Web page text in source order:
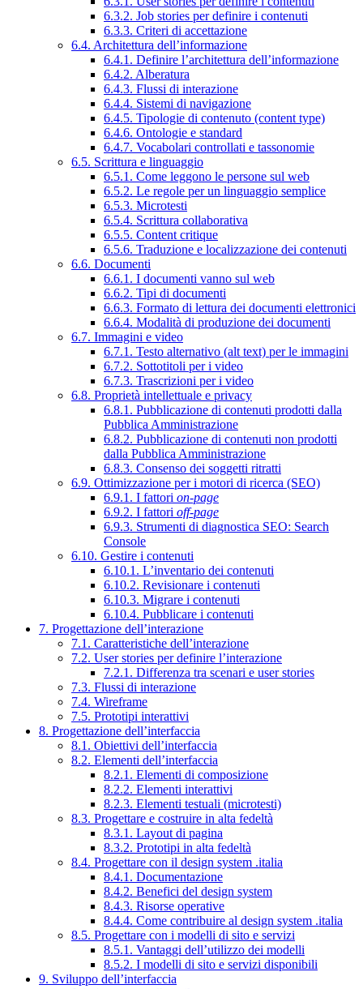
6.3.2. Job stories per definire i contenuti
6.3.3. Criteri di accettazione
6.4. Architettura dell’informazione
6.4.1. Definire l’architettura dell’informazione
6.4.2. Alberatura
6.4.3. Flussi di interazione
6.4.4. Sistemi di navigazione
6.4.5. Tipologie di contenuto (content type)
6.4.6. Ontologie e standard
6.4.7. Vocabolari controllati e tassonomie
6.5. Scrittura e linguaggio
6.5.1. Come leggono le persone sul web
6.5.2. Le regole per un linguaggio semplice
6.5.3. Microtesti
6.5.4. Scrittura collaborativa
6.5.5. Content critique
6.5.6. Traduzione e localizzazione dei contenuti
6.6. Documenti
6.6.1. I documenti vanno sul web
6.6.2. Tipi di documenti
6.6.3. Formato di lettura dei documenti elettronici
6.6.4. Modalità di produzione dei documenti
6.7. Immagini e video
6.7.1. Testo alternativo (alt text) per le immagini
6.7.2. Sottotitoli per i video
6.7.3. Trascrizioni per i video
6.8. Proprietà intellettuale e privacy
6.8.1. Pubblicazione di contenuti prodotti dalla
Pubblica Amministrazione
6.8.2. Pubblicazione di contenuti non prodotti
dalla Pubblica Amministrazione
6.8.3. Consenso dei soggetti ritratti
6.9. Ottimizzazione per i motori di ricerca (SEO)
6.9.1. I fattori on-page
6.9.2. I fattori off-page
6.9.3. Strumenti di diagnostica SEO: Search
Console
6.10. Gestire i contenuti
6.10.1. L’inventario dei contenuti
6.10.2. Revisionare i contenuti
6.10.3. Migrare i contenuti
6.10.4. Pubblicare i contenuti
7. Progettazione dell’interazione
7.1. Caratteristiche dell’interazione
7.2. User stories per definire l’interazione
7.2.1. Differenza tra scenari e user stories
7.3. Flussi di interazione
7.4. Wireframe
7.5. Prototipi interattivi
8. Progettazione dell’interfaccia
8.1. Obiettivi dell’interfaccia
8.2. Elementi dell’interfaccia
8.2.1. Elementi di composizione
8.2.2. Elementi interattivi
8.2.3. Elementi testuali (microtesti)
8.3. Progettare e costruire in alta fedeltà
8.3.1. Layout di pagina
8.3.2. Prototipi in alta fedeltà
8.4. Progettare con il design system .italia
8.4.1. Documentazione
8.4.2. Benefici del design system
8.4.3. Risorse operative
8.4.4. Come contribuire al design system .italia
8.5. Progettare con i modelli di sito e servizi
8.5.1. Vantaggi dell’utilizzo dei modelli
8.5.2. I modelli di sito e servizi disponibili
9. Sviluppo dell’interfaccia